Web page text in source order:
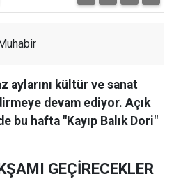
Muhabir
aylarını kültür ve sanat
devam ediyor. Açık
bu hafta "Kayıp Balık Dori"
GEÇİRECEKLER